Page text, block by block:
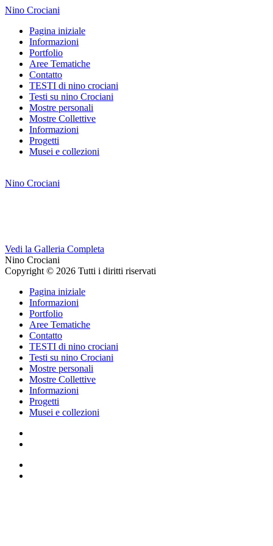
Nino Crociani
Pagina iniziale
Informazioni
Portfolio
Aree Tematiche
Contatto
TESTI di nino crociani
Testi su nino Crociani
Mostre personali
Mostre Collettive
Informazioni
Progetti
Musei e collezioni
Nino Crociani
Vedi la Galleria Completa
Nino Crociani
Copyright © 2026 Tutti i diritti riservati
Pagina iniziale
Informazioni
Portfolio
Aree Tematiche
Contatto
TESTI di nino crociani
Testi su nino Crociani
Mostre personali
Mostre Collettive
Informazioni
Progetti
Musei e collezioni